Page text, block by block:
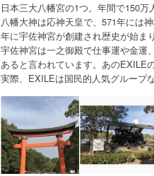
日本三大八幡宮の1つ。年間で150
八幡大神は応神天皇で、571年には
年に宇佐神宮が創建され歴史が始ま
宇佐神宮は一之御殿で仕事運や金運
あると言われています。あのEXILE
実際、EXILEは国民的人気グループ